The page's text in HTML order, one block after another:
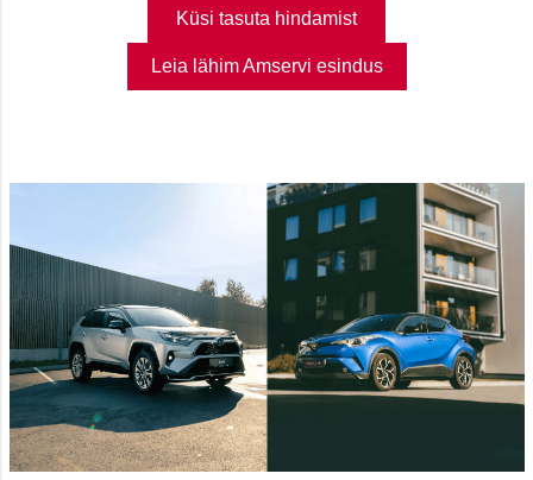
Küsi tasuta hindamist
Leia lähim Amservi esindus